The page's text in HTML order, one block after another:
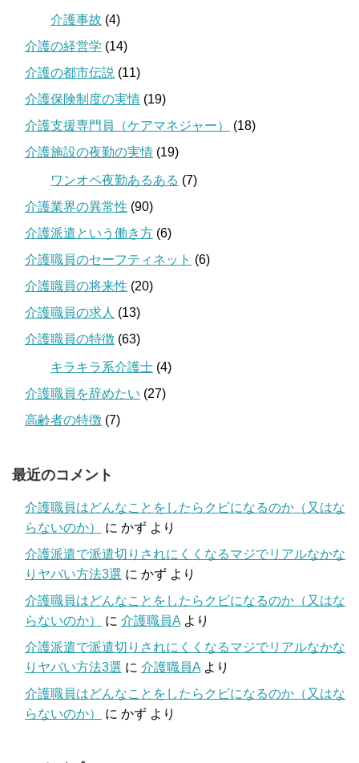
介護事故 (4)
介護の経営学 (14)
介護の都市伝説 (11)
介護保険制度の実情 (19)
介護支援専門員（ケアマネジャー）
(18)
介護施設の夜勤の実情 (19)
ワンオペ夜勤あるある (7)
介護業界の異常性 (90)
介護派遣という働き方 (6)
介護職員のセーフティネット (6)
介護職員の将来性 (20)
介護職員の求人 (13)
介護職員の特徴 (63)
キラキラ系介護士 (4)
介護職員を辞めたい (27)
高齢者の特徴 (7)
最近のコメント
介護職員はどんなことをしたらクビになるのか（又はな
らないのか）
に かず より
介護派遣で派遣切りされにくくなるマジでリアルなかな
りヤバい方法3選 に かず より
介護職員はどんなことをしたらクビになるのか（又はな
らないのか）
に 介護職員A より
介護派遣で派遣切りされにくくなるマジでリアルなかな
りヤバい方法3選 に 介護職員A より
介護職員はどんなことをしたらクビになるのか（又はな
らないのか）
に かず より